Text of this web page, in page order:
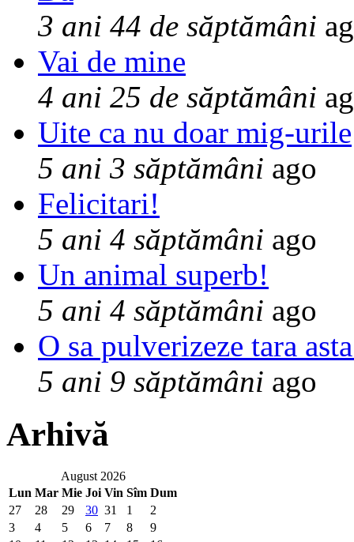
3 ani 44 de săptămâni
Vai de mine
4 ani 25 de săptămâni
Uite ca nu doar mig-urile
5 ani 3 săptămâni ago
Felicitari!
5 ani 4 săptămâni ago
Un animal superb!
5 ani 4 săptămâni ago
O sa pulverizeze tara
5 ani 9 săptămâni ago
Arhivă
August 2026
Lun Mar Mie Joi Vin Sîm Dum
27
28 29 30 31 1
2
3
4 5 6 7 8
9